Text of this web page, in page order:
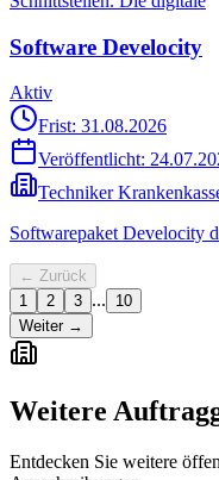
Software Develocity
Aktiv
Frist: 31.08.2026
Veröffentlicht:
Techniker
Softwarepaket Develocity
← Zurück
1
2 3 ...
10
Weiter →
Weitere
Entdecken Sie weitere